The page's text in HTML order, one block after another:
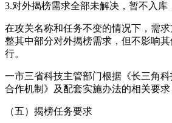
3.对外揭榜需求全部未解决，暂不入库
在攻关名称和任务不变的情况下，需
整其中部分对外揭榜需求，但不影响
行。
一市三省科技主管部门根据《长三角
合作机制》及配套实施办法的相关要求
（五）揭榜任务要求